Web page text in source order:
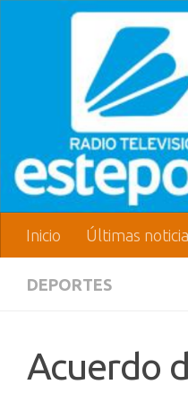
Inicio Últimas
DEPORTES
Acuerdo